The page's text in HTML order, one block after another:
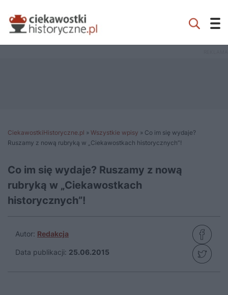
CiekawostkiHistoryczne.pl » Wszystkie wpisy » Co im się wydaje?
Ruszamy z nową rubryką w „Ciekawostkach historycznych”!
Co im się wydaje? Ruszamy z nową
rubryką w „Ciekawostkach
historycznych”!
Autor: Redakcja
Data publikacji: 25.06.2015